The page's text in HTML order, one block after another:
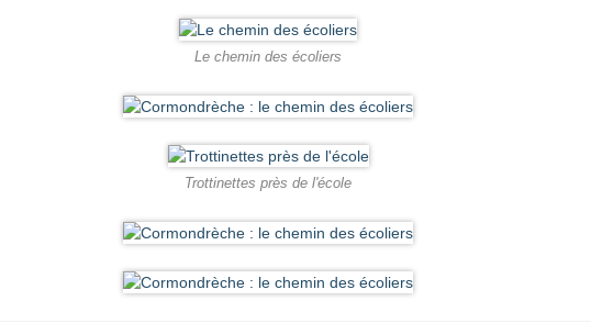
Le chemin des écoliers
Trottinettes près de l'école